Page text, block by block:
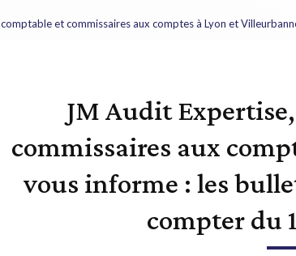
et commissaires aux comptes à Lyon et
JM Audit
commissaires aux
vous informe : les
compter du